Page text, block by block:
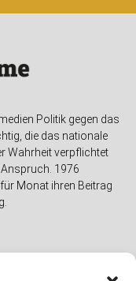
Politik gegen das
die das nationale
Wahrheit verpflichtet
1976
Monat ihren Beitrag